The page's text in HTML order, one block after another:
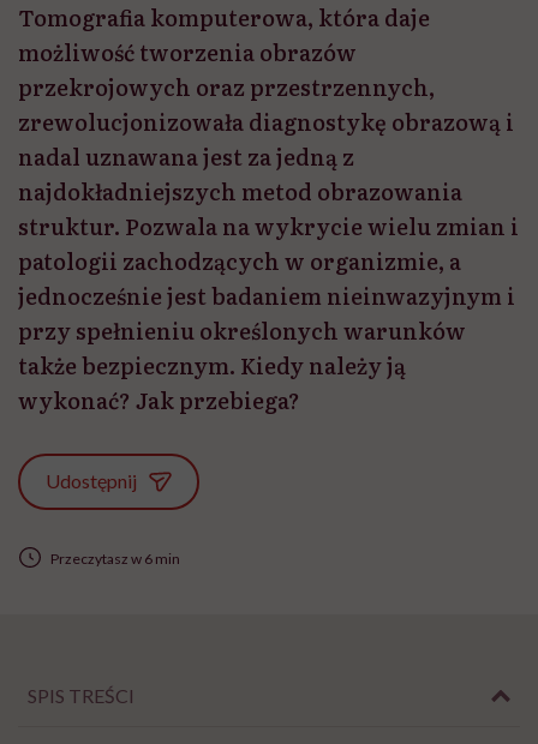
Tomografia komputerowa, która daje
możliwość tworzenia obrazów
przekrojowych oraz przestrzennych,
zrewolucjonizowała diagnostykę obrazową i
nadal uznawana jest za jedną z
najdokładniejszych metod obrazowania
struktur. Pozwala na wykrycie wielu zmian i
patologii zachodzących w organizmie, a
jednocześnie jest badaniem nieinwazyjnym i
przy spełnieniu określonych warunków
także bezpiecznym. Kiedy należy ją
wykonać? Jak przebiega?
Udostępnij
Przeczytasz w 6 min
SPIS TREŚCI